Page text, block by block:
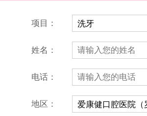
项目：
姓名：
电话：
地区：